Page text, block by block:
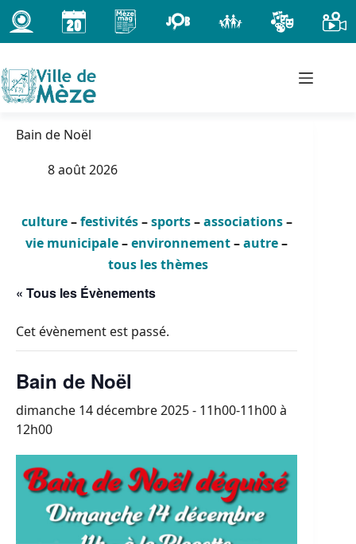
Passer
au
contenu
Bain de Noël
8 août 2026
culture–festivités–sports–associations–
vie municipale–environnement–autre–
tous les thèmes
« Tous les Évènements
Cet évènement est passé.
Bain de Noël
dimanche 14 décembre 2025 - 11h00-11h00à
12h00